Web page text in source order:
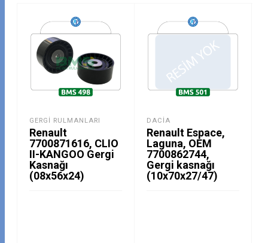
GERGI RULMANLARI
Renault
7700871616, CLIO
II-KANGOO Gergi
Kasnağı
(08x56x24)
DACIA
Renault Espace,
Laguna, OEM
7700862744,
Gergi kasnağı
(10x70x27/47)